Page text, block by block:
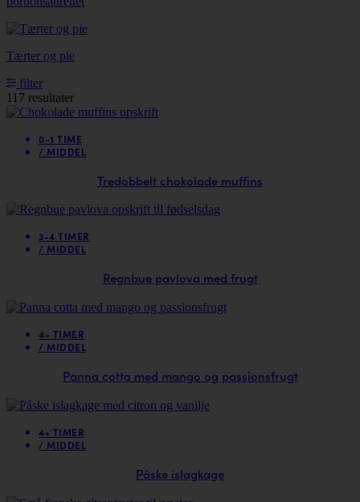
Tærter og pie
filter
117 resultater
0-1 TIME
/ MIDDEL
Tredobbelt chokolade muffins
3-4 TIMER
/ MIDDEL
Regnbue pavlova med frugt
4+ TIMER
/ MIDDEL
Panna cotta med mango og passionsfrugt
4+ TIMER
/ MIDDEL
Påske islagkage